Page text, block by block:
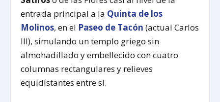
entrada principal a la Quinta de los
Molinos, en el Paseo de Tacón (actual Carlos
III), simulando un templo griego sin
almohadillado y embellecido con cuatro
columnas rectangulares y relieves
equidistantes entre sí.